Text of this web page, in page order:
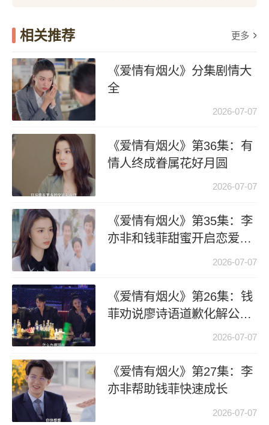
相关推荐 更多
《爱情有烟火》分集剧情大
全
2026-07-07
《爱情有烟火》第36集：有
情人终成眷属花好月圆
2026-07-07
《爱情有烟火》第35集：李
亦非和钱菲甜蜜开启恋爱生
2026-07-07
《爱情有烟火》第26集：钱
菲劝说廖诗语道歉化解公司
2026-07-07
《爱情有烟火》第27集：李
亦非帮助钱菲快速成长
2026-07-07